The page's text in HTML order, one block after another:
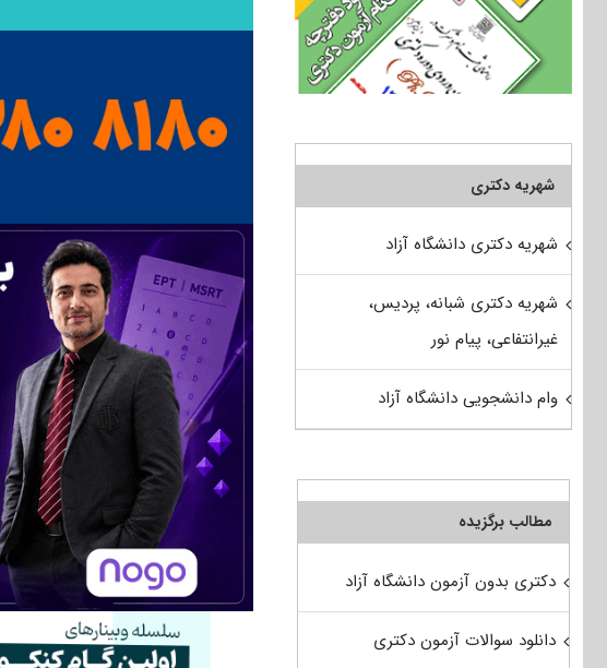
شهریه دکتری
شهریه دکتری دانشگاه آزاد
شهریه دکتری شبانه، پردیس،
غیرانتفاعی، پیام نور
وام دانشجویی دانشگاه آزاد
مطالب برگزیده
دکتری بدون آزمون دانشگاه آزاد
دانلود سوالات آزمون دکتری